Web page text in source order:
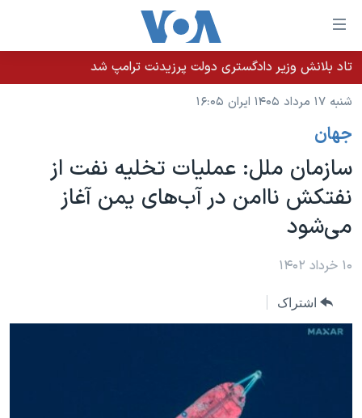
لینکهای
قابل
دسترسی
جهش
محتوای
اصلی
جهش
به
صفحه
جهش
خانه
نسخه سبک وب‌سایت
موضوع ها
ایران
آمریکا
جهان
ورزشی
فرهنگ و زندگی
برنامه های تلویزیونی
جدول برنامه ها
صفحه‌های ویژه
جام جهانی ۲۰۲۶
انتخابات ریاست جمهوری آمریکا ۲۰۲۴
فرکانس‌های صدای آمریکا
پخش رادیویی
یادگیری زبان انگلیسی
تاد بلانش وزیر دادگستری دولت پرزیدنت ترامپ شد
شنبه ۱۷ مرداد ۱۴۰۵ ایران ۱۶:۰۵
جهان
سازمان ملل: عملیات تخلیه نفت از
نفتکش ناامن در آب‌های یمن آغاز
می‌شود
۱۰ خرداد ۱۴۰۲
اشتراک